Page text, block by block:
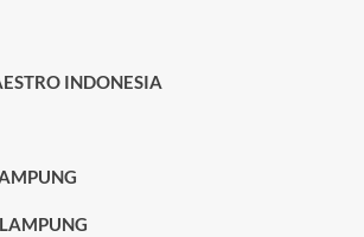
INDONESIA